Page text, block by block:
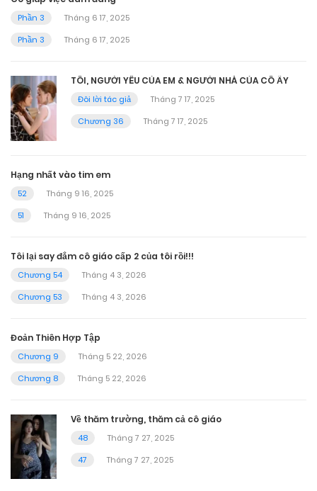
Phần 3
Tháng 6 17, 2025
Phần 3
Tháng 6 17, 2025
TÔI, NGƯỜI YÊU CỦA EM & NGƯỜI NHÀ CỦA CÔ ẤY
Đôi lời tác giả
Tháng 7 17, 2025
Chương 36
Tháng 7 17, 2025
Hạng nhất vào tim em
52
Tháng 9 16, 2025
51
Tháng 9 16, 2025
Tôi lại say đắm cô giáo cấp 2 của tôi rồi!!!
Chương 54
Tháng 4 3, 2026
Chương 53
Tháng 4 3, 2026
Đoản Thiên Hợp Tập
Chương 9
Tháng 5 22, 2026
Chương 8
Tháng 5 22, 2026
Về thăm trường, thăm cả cô giáo
48
Tháng 7 27, 2025
47
Tháng 7 27, 2025